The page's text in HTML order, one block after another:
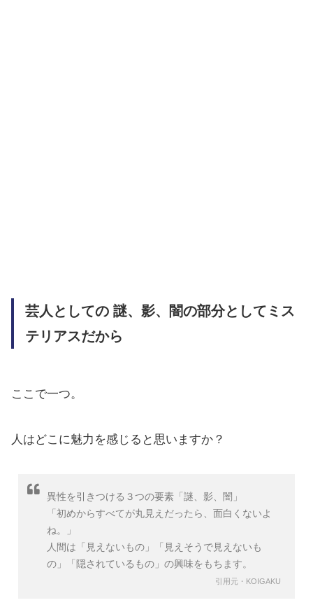
芸人としての 謎、影、闇の部分としてミス
テリアスだから
ここで一つ。
人はどこに魅力を感じると思いますか？
異性を引きつける３つの要素「謎、影、闇」
「初めからすべてが丸見えだったら、面白くないよ
ね。」
人間は「見えないもの」「見えそうで見えないも
の」「隠されているもの」の興味をもちます。
引用元・KOIGAKU